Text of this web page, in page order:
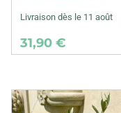
Livraison dès le 11 août
31,90 €